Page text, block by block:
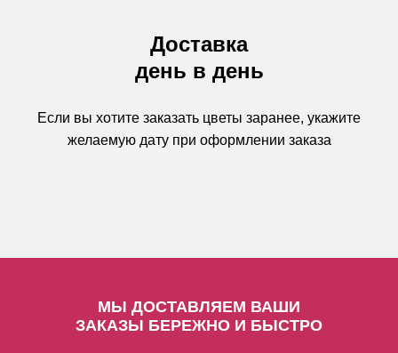
Доставка
день в день
Если вы хотите заказать цветы заранее, укажите
желаемую дату при оформлении заказа
МЫ ДОСТАВЛЯЕМ ВАШИ
ЗАКАЗЫ БЕРЕЖНО И БЫСТРО